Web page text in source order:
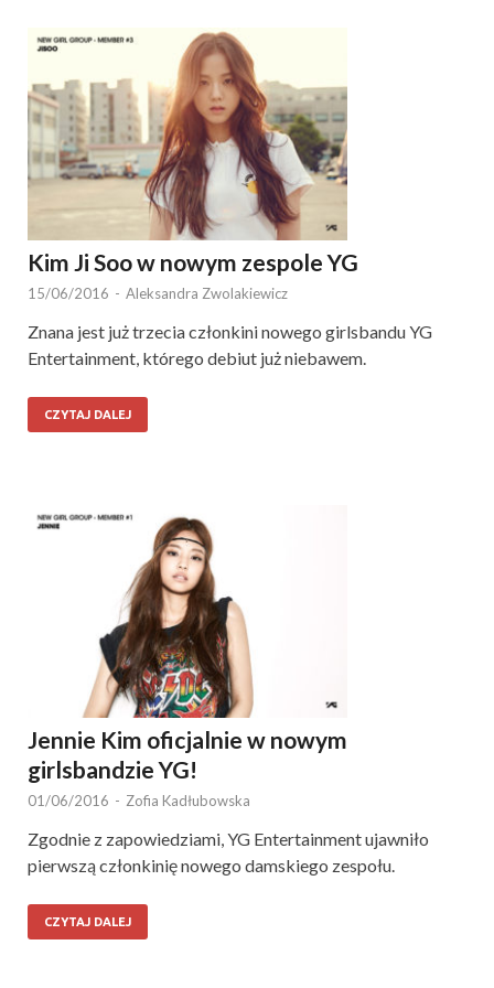
Kim Ji Soo w nowym zespole YG
15/06/2016 - Aleksandra Zwolakiewicz
Znana jest już trzecia członkini nowego girlsbandu YG
Entertainment, którego debiut już niebawem.
CZYTAJ DALEJ
Jennie Kim oficjalnie w nowym
girlsbandzie YG!
01/06/2016 - Zofia Kadłubowska
Zgodnie z zapowiedziami, YG Entertainment ujawniło
pierwszą członkinię nowego damskiego zespołu.
CZYTAJ DALEJ